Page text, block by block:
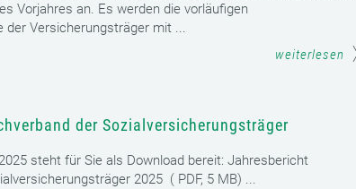
Vorjahres an. Es werden die vorläufigen
der Versicherungsträger mit ...
weiterlesen
der Sozialversicherungsträger
steht für Sie als Download bereit: Jahresbericht
2025 ( PDF, 5 MB) ...